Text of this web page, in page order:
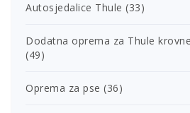
Autosjedalice Thule (33)
Dodatna oprema za Thule
(49)
Oprema za pse (36)